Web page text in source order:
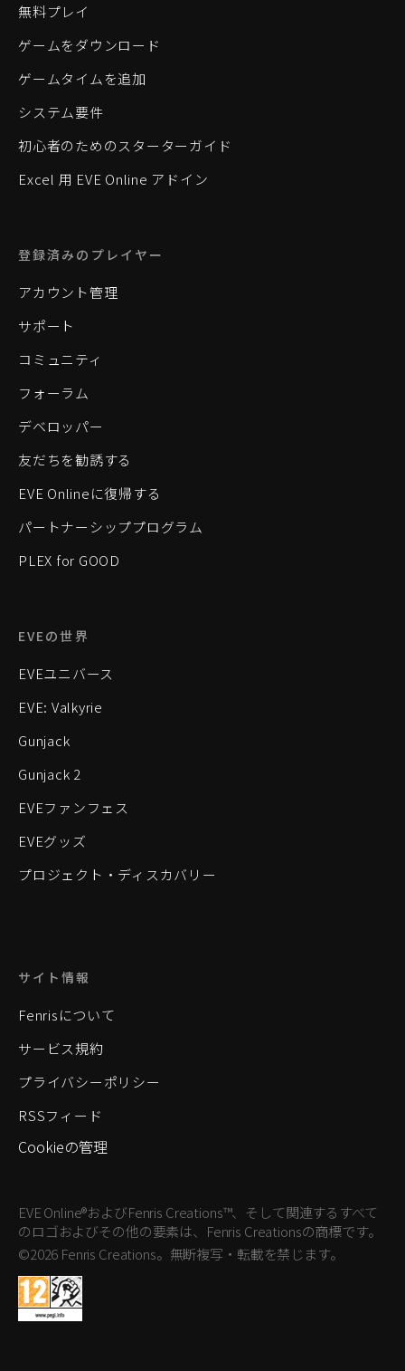
無料プレイ
ゲームをダウンロード
ゲームタイムを追加
システム要件
初心者のためのスターターガイド
Excel 用 EVE Online アドイン
登録済みのプレイヤー
アカウント管理
サポート
コミュニティ
フォーラム
デベロッパー
友だちを勧誘する
EVE Onlineに復帰する
パートナーシッププログラム
PLEX for GOOD
EVEの世界
EVEユニバース
EVE: Valkyrie
Gunjack
Gunjack 2
EVEファンフェス
EVEグッズ
プロジェクト・ディスカバリー
サイト情報
Fenrisについて
サービス規約
プライバシーポリシー
RSSフィード
Cookieの管理
EVE Online®およびFenris Creations™、そして関連するすべて
のロゴおよびその他の要素は、Fenris Creationsの商標です。
©2026 Fenris Creations。無断複写・転載を禁じます。